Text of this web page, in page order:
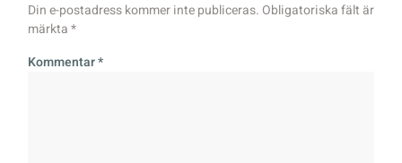
Din e-postadress kommer inte publiceras. Obligatoriska fält är
märkta*
Kommentar*